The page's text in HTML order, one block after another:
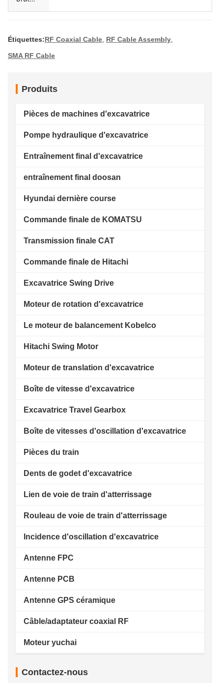
Étiquettes:RF Coaxial Cable RF Cable Assembly
SMA RF Cable
Produits
Pièces de machines d'excavatrice
Pompe hydraulique d'excavatrice
Entraînement final d'excavatrice
entraînement final doosan
Hyundai dernière course
Commande finale de KOMATSU
Transmission finale CAT
Commande finale de Hitachi
Excavatrice Swing Drive
Moteur de rotation d'excavatrice
Le moteur de balancement Kobelco
Hitachi Swing Motor
Moteur de translation d'excavatrice
Boîte de vitesse d'excavatrice
Excavatrice Travel Gearbox
Boîte de vitesses d'oscillation d'excavatrice
Pièces du train
Dents de godet d'excavatrice
Lien de voie de train d'atterrissage
Rouleau de voie de train d'atterrissage
Incidence d'oscillation d'excavatrice
Antenne FPC
Antenne PCB
Antenne GPS céramique
Câble/adaptateur coaxial RF
Moteur yuchai
Contactez-nous